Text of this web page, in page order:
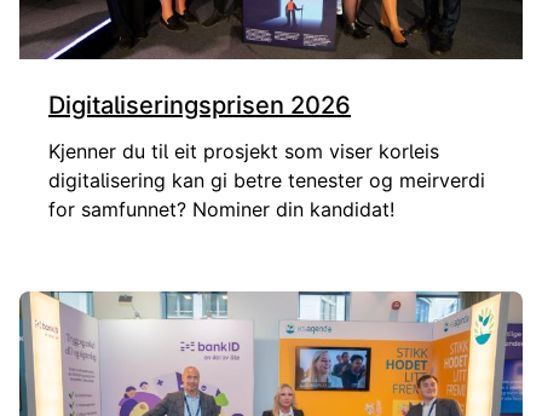
Digitaliseringsprisen 2026
Kjenner du til eit prosjekt som viser korleis
digitalisering kan gi betre tenester og meirverdi
for samfunnet? Nominer din kandidat!